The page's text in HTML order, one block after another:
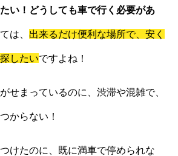
い！どうしても車で行く必要があ
は、 出来るだけ便利な場所で、安く
したいですよね！
せまっているのに、渋滞や混雑で、
からない！
けたのに、既に満車で停められな